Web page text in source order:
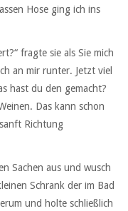
Hose ging ich ins
fragte sie als Sie mich
an mir runter. Jetzt viel
hast du den gemacht?
Das kann schon
Richtung
Sachen aus und wusch
Schrank der im Bad
und holte schließlich